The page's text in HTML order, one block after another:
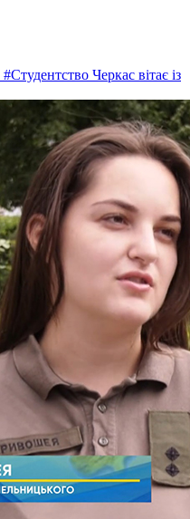
#Студентство Черкас вітає із